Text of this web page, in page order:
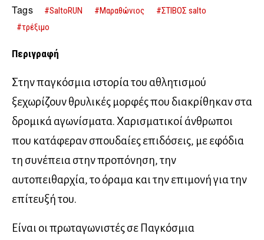
δρομείς Εμβληματικές μορφές του τρεξίματος
Tags #SaltoRUN #Μαραθώνιος
#ΣΤΙΒΟΣ salto
#τρέξιμο
Περιγραφή
Στην παγκόσμια ιστορία του αθλητισμού
ξεχωρίζουν θρυλικές μορφές που διακρίθηκαν στα
δρομικά αγωνίσματα. Χαρισματικοί άνθρωποι
που κατάφεραν σπουδαίες επιδόσεις, με εφόδια
τη συνέπεια στην προπόνηση, την
αυτοπειθαρχία, το όραμα και την επιμονή για την
επίτευξή του.
Είναι οι πρωταγωνιστές σε Παγκόσμια